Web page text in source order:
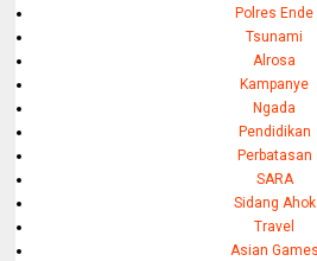
Polres Ende
Tsunami
Alrosa
Kampanye
Ngada
Pendidikan
Perbatasan
SARA
Sidang Ahok
Travel
Asian Games